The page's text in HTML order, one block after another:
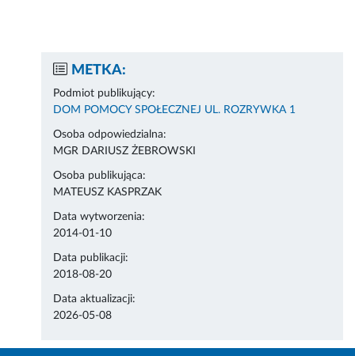
METKA:
Podmiot publikujący:
DOM POMOCY SPOŁECZNEJ UL. ROZRYWKA 1
Osoba odpowiedzialna:
MGR DARIUSZ ŻEBROWSKI
Osoba publikująca:
MATEUSZ KASPRZAK
Data wytworzenia:
2014-01-10
Data publikacji:
2018-08-20
Data aktualizacji:
2026-05-08